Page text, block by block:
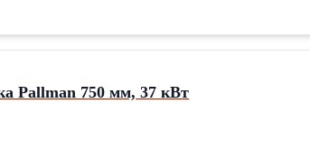
Pallman 750 мм, 37 кВт